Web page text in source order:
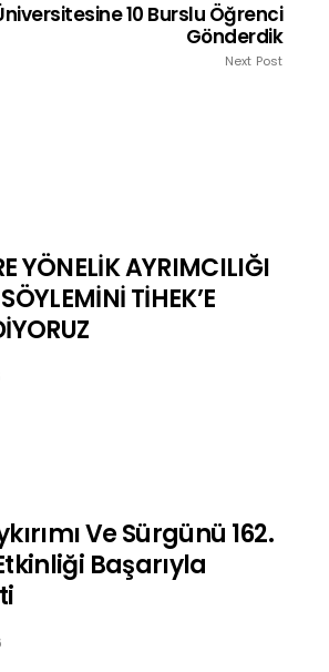
10 Burslu Öğrenci
Gönderdik
Next Post
YÖNELİK AYRIMCILIĞI
TİHEK’E
Ve Sürgünü 162.
Başarıyla